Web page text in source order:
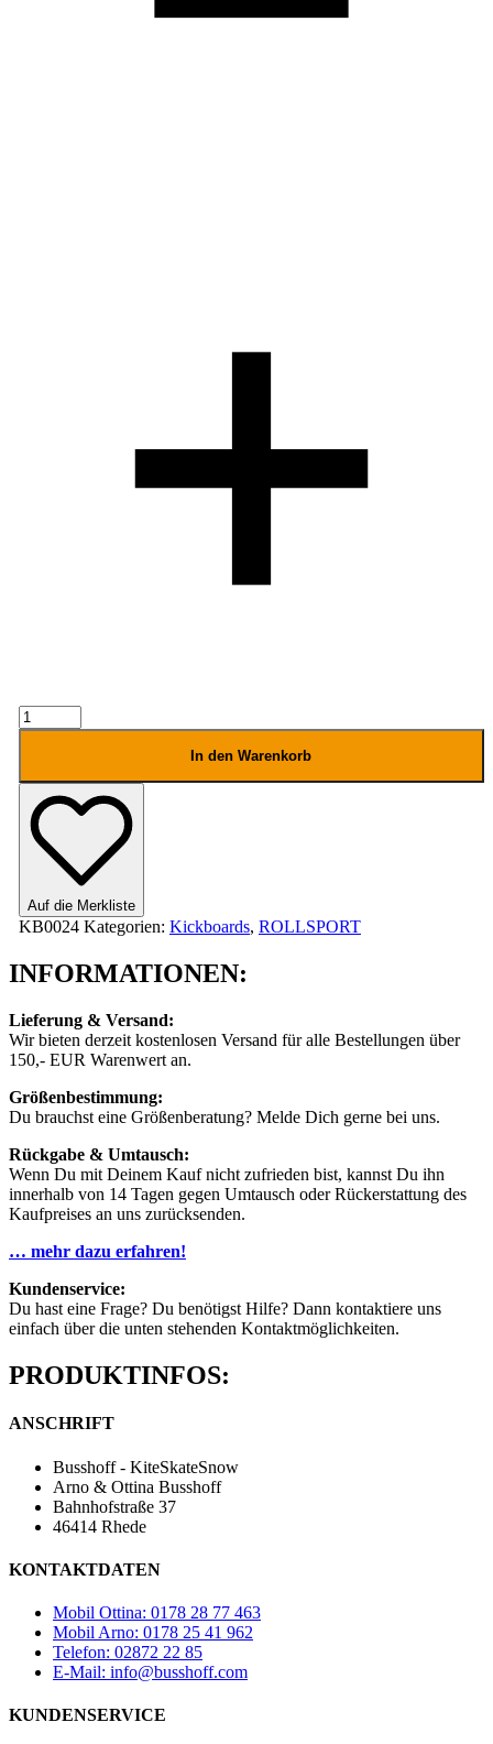
MICRO
ORIGINAL
In den Warenkorb
Auf die Merkliste
KB0024 Kategorien: Kickboards, ROLLSPORT
INFORMATIONEN:
Lieferung & Versand:
Wir bieten derzeit kostenlosen Versand für alle Bestellungen über
150,- EUR Warenwert an.
Größenbestimmung:
Du brauchst eine Größenberatung? Melde Dich gerne bei uns.
Rückgabe & Umtausch:
Wenn Du mit Deinem Kauf nicht zufrieden bist, kannst Du ihn
innerhalb von 14 Tagen gegen Umtausch oder Rückerstattung des
Kaufpreises an uns zurücksenden.
… mehr dazu erfahren!
Kundenservice:
Du hast eine Frage? Du benötigst Hilfe? Dann kontaktiere uns
einfach über die unten stehenden Kontaktmöglichkeiten.
PRODUKTINFOS:
ANSCHRIFT
Busshoff - KiteSkateSnow
Arno & Ottina Busshoff
Bahnhofstraße 37
46414 Rhede
KONTAKTDATEN
Mobil Ottina: 0178 28 77 463
Mobil Arno: 0178 25 41 962
Telefon: 02872 22 85
E-Mail: info@busshoff.com
KUNDENSERVICE